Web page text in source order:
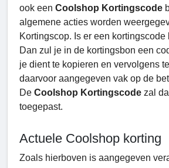
ook een Coolshop Kortingscode
algemene acties worden
Kortingscop. Is er een
Dan zul je in de kortingsbon een
je dient te kopieren en vervolgens
daarvoor aangegeven vak op de
De Coolshop Kortingscode zal
toegepast.
Actuele Coolshop korting
Zoals hierboven is aangegeven